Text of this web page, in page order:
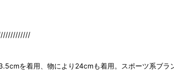
を着用、物により24cmも着用。スポーツ系ブラ